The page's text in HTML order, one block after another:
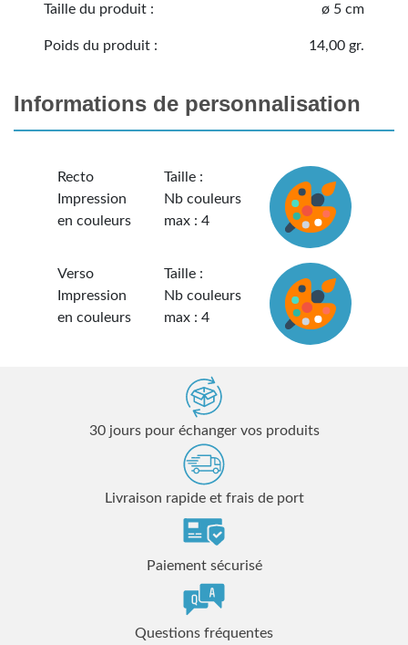
Taille du produit : ø 5 cm
Poids du produit : 14,00 gr.
Informations de personnalisation
Recto
Impression
en couleurs
Taille :
Nb couleurs
max : 4
Verso
Impression
en couleurs
Taille :
Nb couleurs
max : 4
30 jours pour échanger vos produits
Livraison rapide et frais de port
Paiement sécurisé
Questions fréquentes